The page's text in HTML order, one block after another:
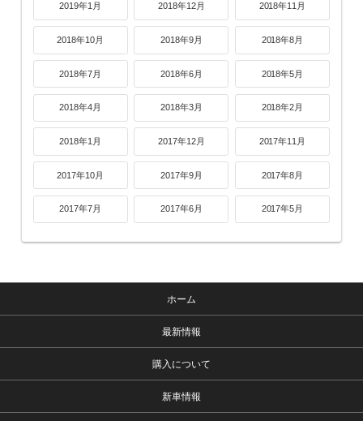
2019年1月 2018年12月 2018年11月
2018年10月 2018年9月 2018年8月
2018年7月 2018年6月 2018年5月
2018年4月 2018年3月 2018年2月
2018年1月 2017年12月 2017年11月
2017年10月 2017年9月 2017年8月
2017年7月 2017年6月 2017年5月
ホーム
最新情報
購入について
新車情報